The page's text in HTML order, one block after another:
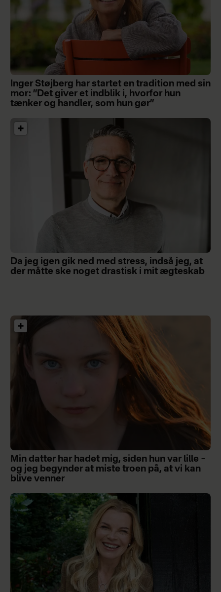
Inger Støjberg har startet en tradition med sin
mor: ”Det giver et indblik i, hvorfor hun
tænker og handler, som hun gør”
Da jeg igen gik ned med stress, indså jeg, at
der måtte ske noget drastisk i mit ægteskab
Min datter har hadet mig, siden hun var lille –
og jeg begynder at miste troen på, at vi kan
blive venner